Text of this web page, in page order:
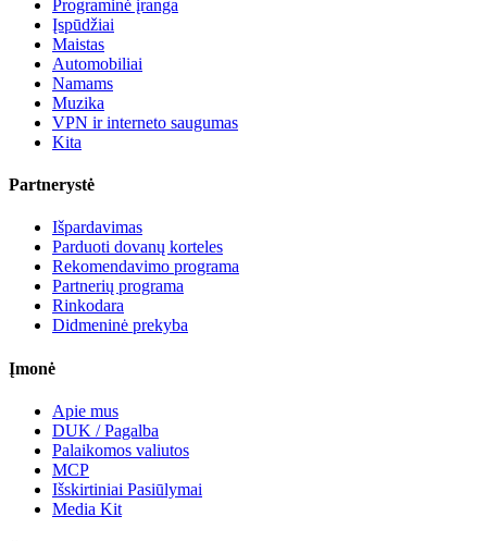
Programinė įranga
Įspūdžiai
Maistas
Automobiliai
Namams
Muzika
VPN ir interneto saugumas
Kita
Partnerystė
Išpardavimas
Parduoti dovanų korteles
Rekomendavimo programa
Partnerių programa
Rinkodara
Didmeninė prekyba
Įmonė
Apie mus
DUK / Pagalba
Palaikomos valiutos
MCP
Išskirtiniai Pasiūlymai
Media Kit